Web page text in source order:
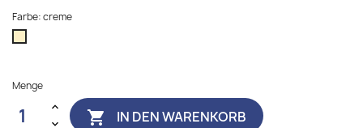
Farbe: creme
creme
Menge
 IN DEN WARENKORB